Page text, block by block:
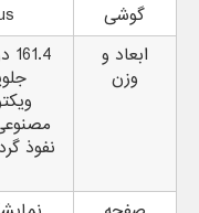
گوشی
ابعاد و
وزن